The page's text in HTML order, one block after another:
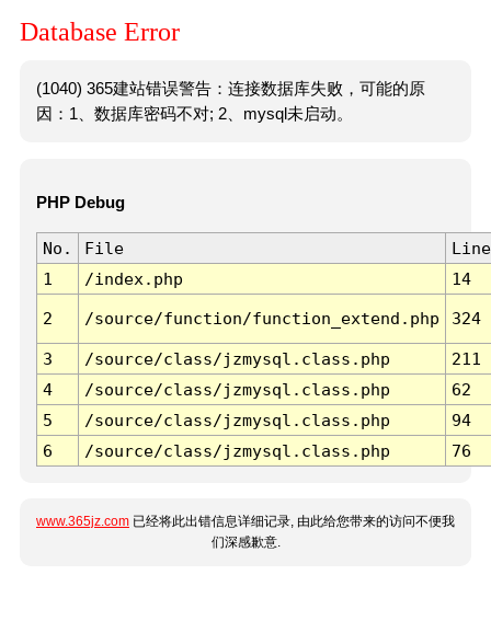
Database Error
(1040) 365建站错误警告：连接数据库失败，可能的原
因：1、数据库密码不对; 2、mysql未启动。
PHP Debug
No. File
Line
1
/index.php 14
2 /source/function/function_extend.php 324
3 /source/class/jzmysql.class.php
211
4
/source/class/jzmysql.class.php
62
5
/source/class/jzmysql.class.php
94
6
/source/class/jzmysql.class.php 76
www.365jz.com 已经将此出错信息详细记录, 由此给您带来的访问不便我
们深感歉意.